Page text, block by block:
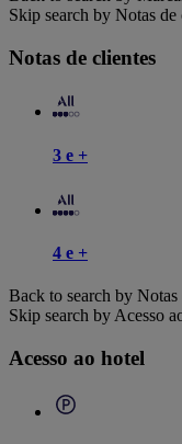
Skip search by Notas de
Notas de clientes
3 e +
4 e +
Back to search by Notas
Skip search by Acesso
Acesso ao hotel